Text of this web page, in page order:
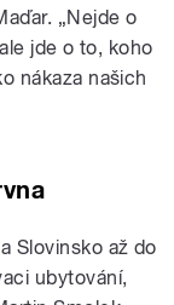
„Nejde o
jde o to, koho
nákaza našich
Slovinsko až do
ubytování,